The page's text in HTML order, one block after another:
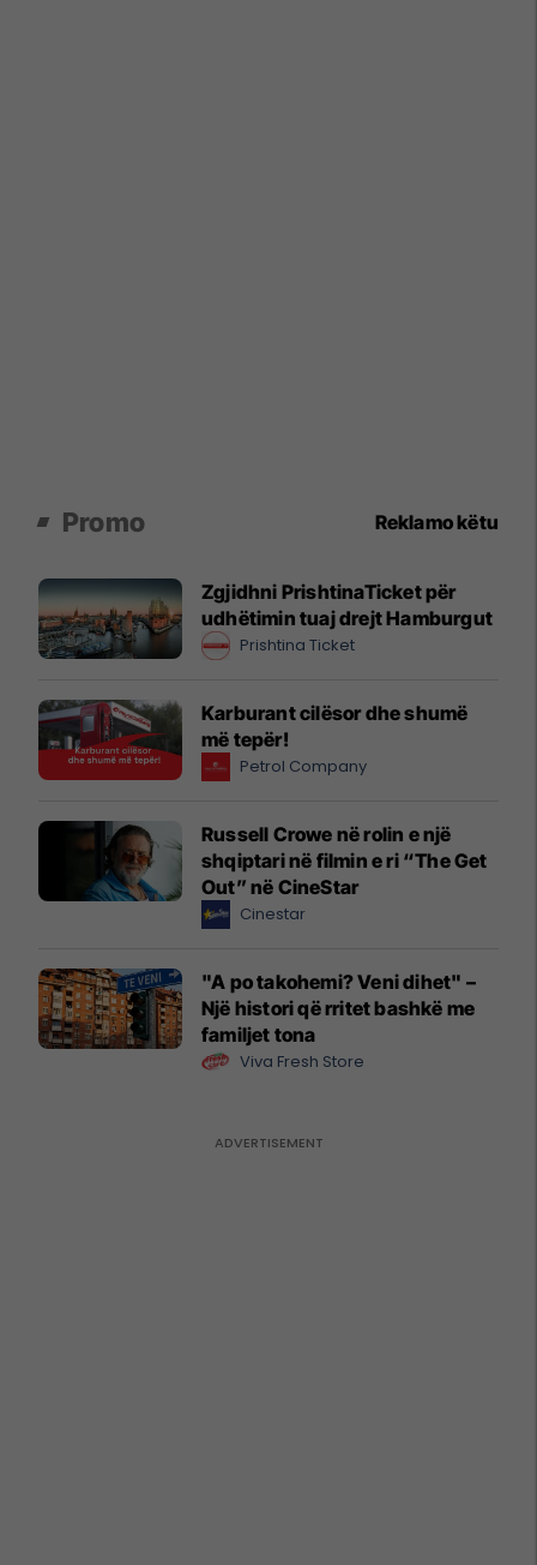
Promo Reklamo këtu
Zgjidhni PrishtinaTicket për
udhëtimin tuaj drejt Hamburgut
Prishtina Ticket
Karburant cilësor dhe shumë
më tepër!
Petrol Company
Russell Crowe në rolin e një
shqiptari në filmin e ri “The Get
Out” në CineStar
Cinestar
"A po takohemi? Veni dihet" –
Një histori që rritet bashkë me
familjet tona
Viva Fresh Store